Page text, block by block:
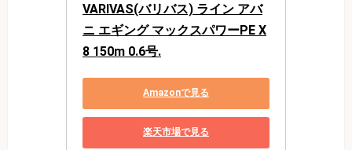
VARIVAS(バリバス) ライン アバ
ニ エギング マックスパワーPE X
8 150m 0.6号.
Amazonで見る
楽天市場で見る